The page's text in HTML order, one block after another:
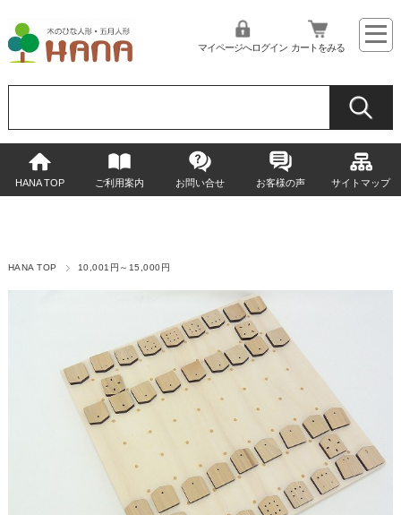
マイページへログイン カートをみる
HANA TOP ご利用案内 お問い合せ お客様の声 サイトマップ
HANA TOP 10,001円～15,000円